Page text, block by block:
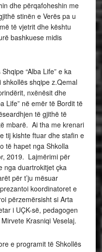
dhe përqafoheshin me
stinën e Verës pa u
të vjetrit dhe kështu
bashkuese midis
“Alba Life” e ka
shqipe z.Qemal
nxënësit dhe
Life” në emër të Bordit të
të gjithë të
mbarë. Ai tha me krenari
tij kishte ftuar dhe stafin e
të hapet nga Shkolla
2019. Lajmërimi për
nga duartrokitjet çka
për t’ju mësuar
koordinatoret e
përzemërsisht si Arta
i UÇK-së, pedagogen
Krasniqi Veselaj.
e programit të Shkollës